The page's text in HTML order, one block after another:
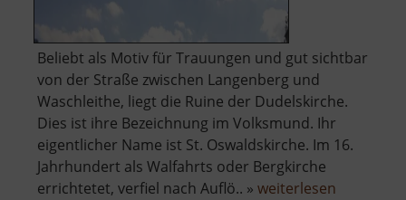
Beliebt als Motiv für Trauungen und gut sichtbar
von der Straße zwischen Langenberg und
Waschleithe, liegt die Ruine der Dudelskirche.
Dies ist ihre Bezeichnung im Volksmund. Ihr
eigentlicher Name ist St. Oswaldskirche. Im 16.
Jahrhundert als Walfahrts oder Bergkirche
errichtetet, verfiel nach Auflö.. » weiterlesen